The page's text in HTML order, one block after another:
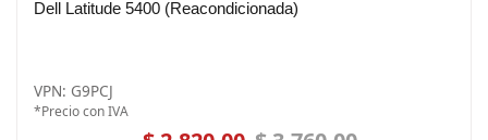
*Precio con IVA